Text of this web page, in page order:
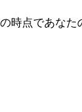
時点であなた